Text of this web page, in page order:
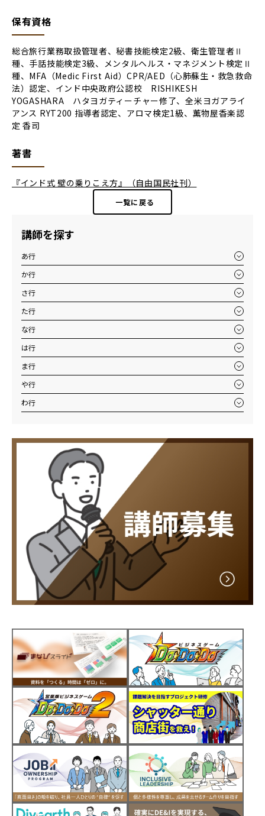
保有資格
総合旅行業務取扱管理者、秘書技能検定2級、衛生管理者Ⅱ
種、手話技能検定3級、メンタルヘルス・マネジメント検定Ⅱ
種、MFA（Medic First Aid）CPR/AED（心肺蘇生・救急救命
法）認定、インド中央政府公認校 RISHIKESH
YOGASHARA ハタヨガティーチャー修了、全米ヨガアライ
アンス RYT200 指導者認定、アロマ検定1級、薫物屋香楽認
定 香司
著書
『インド式 壁の乗りこえ方』（自由国民社刊）
講師を探す
あ行
か行
さ行
た行
な行
は行
ま行
や行
わ行
一覧に戻る